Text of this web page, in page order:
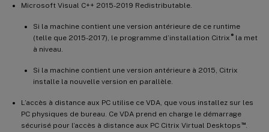
Microsoft Visual C++ 2015-2019 Redistributable.
Si la machine contient une version antérieure de ce runtime
(telle que 2015-2017), le programme d’installation Citrix ®la met
à niveau.
Si la machine contient une version antérieure à 2015, Citrix
installe la nouvelle version en parallèle.
L’accès à distance aux PC utilise ce VDA, que vous installez sur les
PC physiques de bureau. Ce VDA prend en charge le démarrage
sécurisé pour l’accès à distance aux PC Citrix Virtual Desktops ™.